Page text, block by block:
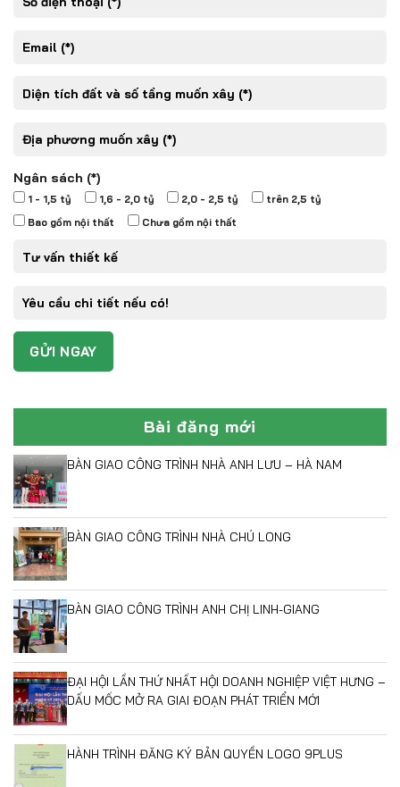
Ngân sách (*)
1 - 1,5 tỷ 1,6 - 2,0 tỷ 2,0 - 2,5 tỷ
trên 2,5 tỷ
Bao gồm nội thất
Chưa gồm nội thất
Bài đăng mới
BÀN GIAO CÔNG TRÌNH NHÀ ANH LƯU – HÀ NAM
BÀN GIAO CÔNG TRÌNH NHÀ CHÚ LONG
BÀN GIAO CÔNG TRÌNH ANH CHỊ LINH-GIANG
ĐẠI HỘI LẦN THỨ NHẤT HỘI DOANH NGHIỆP VIỆT HƯNG –
DẤU MỐC MỞ RA GIAI ĐOẠN PHÁT TRIỂN MỚI
HÀNH TRÌNH ĐĂNG KÝ BẢN QUYỀN LOGO 9PLUS